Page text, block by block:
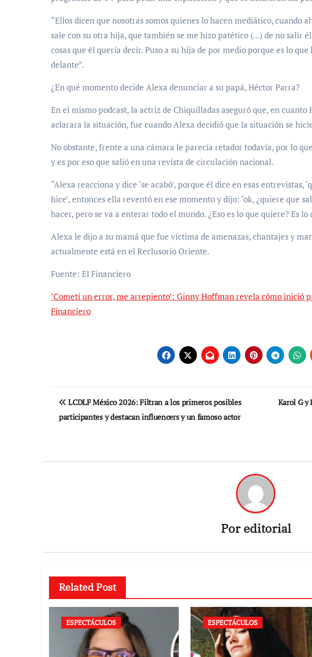
“Ellos dicen que nosotras somos quienes lo hacen mediático, cuando
sale con su otra hija, que también se me hizo patético (…) de no salir
cosas que él quería decir. Puso a su hija de por medio porque es lo
delante”.
¿En qué momento decide Alexa denunciar a su papá, Héctor Parra?
En el mismo podcast, la actriz de Chiquilladas aseguró que, en cuanto
aclarara la situación, fue cuando Alexa decidió que la situación se
No obstante, frente a una cámara le parecía retador todavía, por lo
y es por eso que salió en una revista de circulación nacional.
“Alexa reacciona y dice ‘se acabó’, porque él dice en esas entrevistas,
hice’, entonces ella reventó en ese momento y dijo: ‘ok, ¿quiere que
hacer, pero se va a enterar todo el mundo. ¿Eso es lo que quiere? Es
Alexa le dijo a su mamá que fue víctima de amenazas, chantajes y
actualmente está en el Reclusorio Oriente.
Fuente: El Financiero
⁠’Cometí un error, me arrepiento’: Ginny Hoffman revela cómo inició
Financiero
Navegación
de
LCDLF México 2026: Filtran a los primeros posibles
participantes y destacan influencers y un famoso actor
Karol G y
Poreditorial
Related Post
ESPECTÁCULOS ESPECTÁCULOS